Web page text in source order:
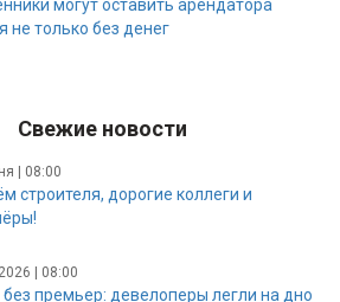
могут оставить арендатора
не только без денег
Свежие новости
| 08:00
строителя, дорогие коллеги и
| 08:00
премьер: девелоперы легли на дно